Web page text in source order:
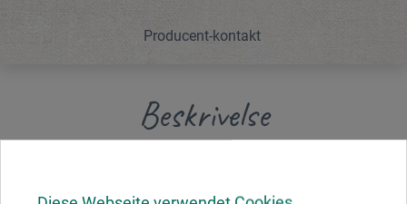
Producent-kontakt
Beskrivelse
metalklinge, som er produceret i ét stykke uden